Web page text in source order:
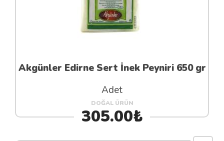
Akgünler Edirne Sert İnek Peyniri 650 gr
Adet
DOĞAL ÜRÜN
305.00₺